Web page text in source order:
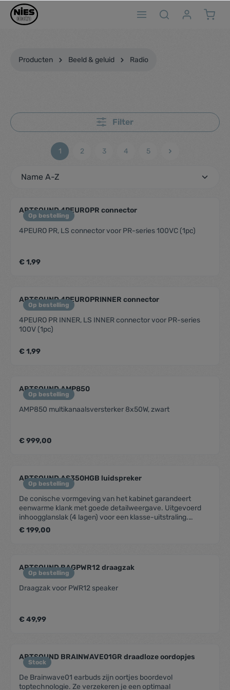
Producten Beeld & geluid Radio
Filter
1 2 3 4 5
Op bestelling
ARTSOUND 4PEUROPR connector
4PEURO PR, LS connector voor PR-series 100VC (1pc)
€ 1,99
Op bestelling
ARTSOUND 4PEUROPRINNER connector
4PEURO PR INNER, LS INNER connector voor PR-series
100V (1pc)
€ 1,99
Op bestelling
ARTSOUND AMP850
AMP850 multikanaalsversterker 8x50W, zwart
€ 999,00
Op bestelling
ARTSOUND AS350HGB luidspreker
De conische vormgeving van het kabinet garandeert
eenwarme klank met goede detailweergave. Uitgevoerd
inhoogglanslak (4 lagen) voor een klasse-uitstraling.
Technische gegevensBereik : < 40 m²Systeem : 2-
wegWoofer : 3” carbon glassTweeter : 1” silk domeBasreflex
ΩFrequentiebereik : 100 Hz - 20 kHzAfmetingen : 168 x 115
x 166 mm (h x b x d)Gewicht/stuk : 1,4 kgSamenstelling :
€ 199,00
Op bestelling
ARTSOUND BAGPWR12 draagzak
Draagzak voor PWR12 speaker
€ 49,99
Stock
ARTSOUND BRAINWAVE01GR draadloze oordopjes
De Brainwave01 earbuds zijn oortjes boordevol
toptechnologie. Ze verzekeren je een optimaal